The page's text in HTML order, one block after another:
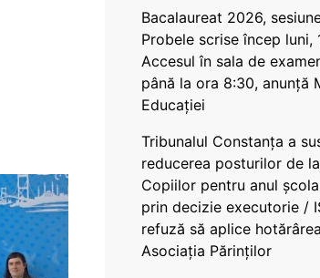
Bacalaureat 2026,
Probele scrise încep luni,
Accesul în sala de
până la ora 8:30, anunță
Educației
Tribunalul Constanța a
reducerea posturilor de
Copiilor pentru anul
prin decizie executorie /
refuză să aplice
Asociația Părinților